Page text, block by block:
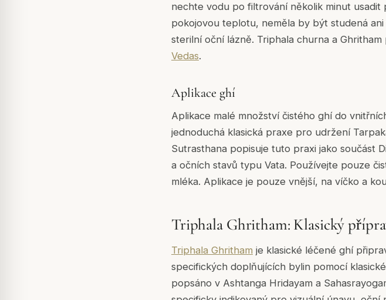
nechte vodu po filtrování několik minut
pokojovou teplotu, neměla by být studená
sterilní oční lázně. Triphala churna a
Vedas.
Aplikace ghí
Aplikace malé množství čistého ghí do
jednoduchá klasická praxe pro udržení
Sutrasthana popisuje tuto praxi jako součást
a očních stavů typu Vata. Používejte pouze
mléka. Aplikace je pouze vnější, na víčko a
Triphala Ghritham: Klasický
Triphala Ghritham je klasické léčené ghí
specifických doplňujících bylin pomocí
popsáno v Ashtanga Hridayam a